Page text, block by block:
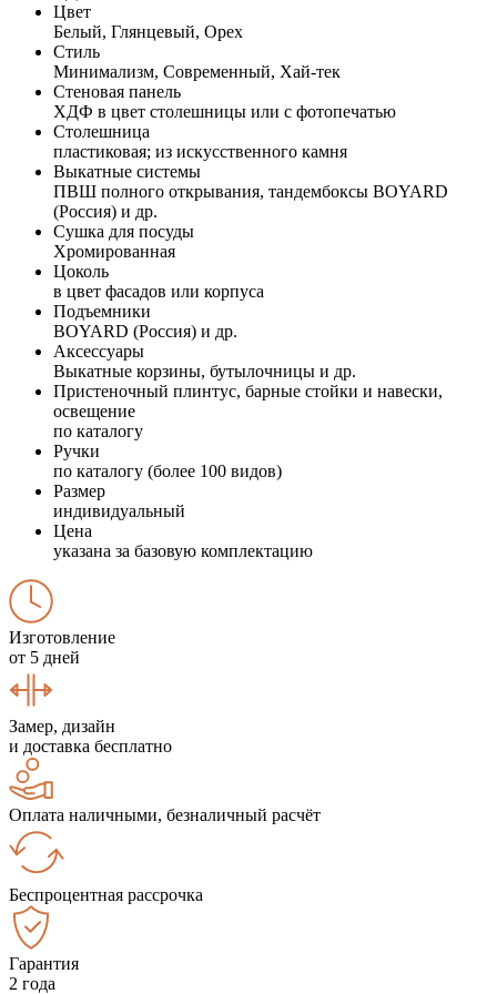
Цвет
Белый, Глянцевый, Орех
Стиль
Минимализм, Современный, Хай-тек
Стеновая панель
ХДФ в цвет столешницы или с фотопечатью
Столешница
пластиковая; из искусственного камня
Выкатные системы
ПВШ полного открывания, тандембоксы BOYARD
(Россия) и др.
Сушка для посуды
Хромированная
Цоколь
в цвет фасадов или корпуса
Подъемники
BOYARD (Россия) и др.
Аксессуары
Выкатные корзины, бутылочницы и др.
Пристеночный плинтус, барные стойки и навески,
освещение
по каталогу
Ручки
по каталогу (более 100 видов)
Размер
индивидуальный
Цена
указана за базовую комплектацию
Изготовление
от 5 дней
Замер, дизайн
и доставка бесплатно
Оплата наличными, безналичный расчёт
Беспроцентная рассрочка
Гарантия
2 года